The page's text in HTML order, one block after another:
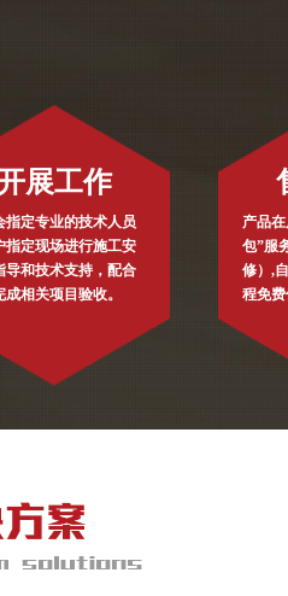
展工作
指定专业的技术人员
指定现场进行施工安
导和技术支持，配合
成相关项目验收。
产品
包”服
修）,
程免费